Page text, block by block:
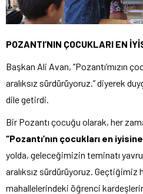
POZANTI’NIN ÇOCUKLARI EN
Başkan Ali Avan, “Pozantı’mızın
aralıksız sürdürüyoruz.” diyerek
dile getirdi.
Bir Pozantı çocuğu olarak, her
“Pozantı’nın çocukları en
yolda, geleceğimizin teminatı
aralıksız sürdürüyoruz. Geçtiğimiz
mahallelerindeki öğrenci